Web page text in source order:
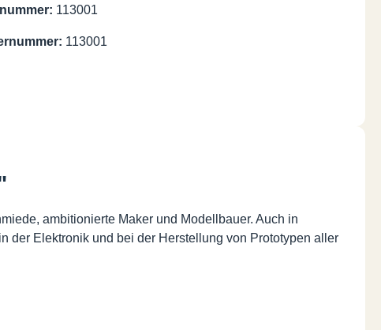
113001
113001
ambitionierte Maker und Modellbauer. Auch in
der Elektronik und bei der Herstellung von Prototypen aller